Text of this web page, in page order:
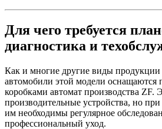
Для чего требуется
диагностика и
Как и многие другие виды продукции
автомобили этой модели оснащаются
коробками автомат производства ZF.
производительные устройства, но
им необходимы регулярное
профессиональный уход.